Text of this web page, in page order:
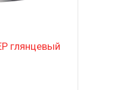
глянцевый